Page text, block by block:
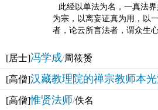
此经以单法为名，一真法
为宗，以离妄证真为用，以
者，论云所言法者，谓众生
[居士]冯学成/周筱赟
[高僧]汉藏教理院的禅宗教师本
[高僧]惟贤法师/佚名